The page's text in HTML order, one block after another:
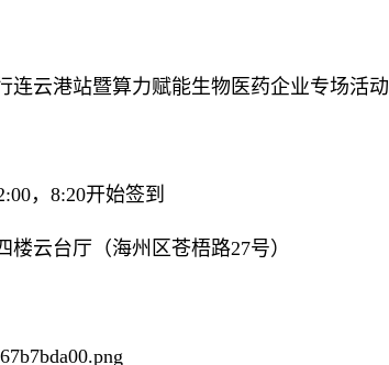
连云港站暨算力赋能生物医药企业专场活动
，8:20开始签到
云台厅（海州区苍梧路27号）